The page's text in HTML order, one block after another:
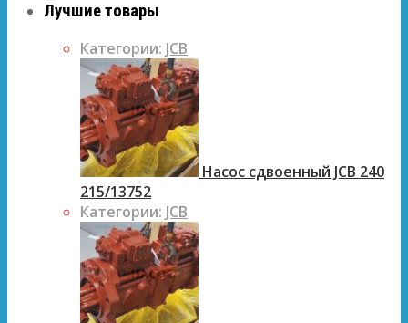
Лучшие товары
Категории: JCB
Насос сдвоенный JCB 240
215/13752
Категории: JCB